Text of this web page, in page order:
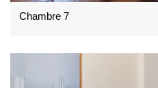
Chambre 7